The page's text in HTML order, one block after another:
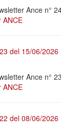
Ance n°
ANCE
del 15/06/2026
Ance n°
ANCE
del 08/06/2026